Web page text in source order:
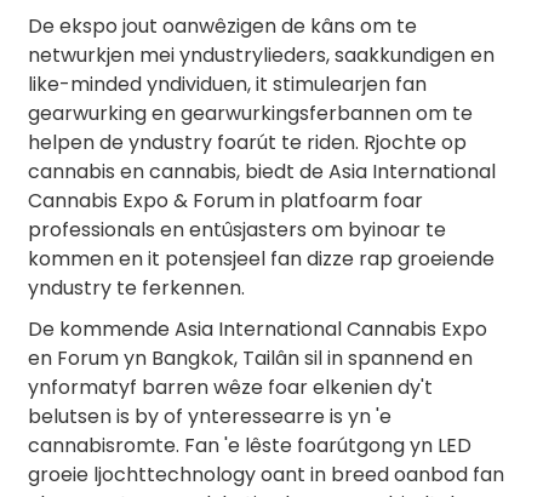
De ekspo jout oanwêzigen de kâns om te
netwurkjen mei yndustrylieders, saakkundigen en
like-minded yndividuen, it stimulearjen fan
gearwurking en gearwurkingsferbannen om te
helpen de yndustry foarút te riden. Rjochte op
cannabis en cannabis, biedt de Asia International
Cannabis Expo & Forum in platfoarm foar
professionals en entûsjasters om byinoar te
kommen en it potensjeel fan dizze rap groeiende
yndustry te ferkennen.
De kommende Asia International Cannabis Expo
en Forum yn Bangkok, Tailân sil in spannend en
ynformatyf barren wêze foar elkenien dy't
belutsen is by of ynteressearre is yn 'e
cannabisromte. Fan 'e lêste foarútgong yn LED
groeie ljochttechnology oant in breed oanbod fan